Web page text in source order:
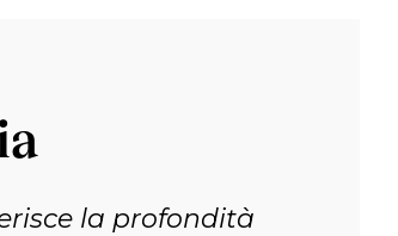
la profondità